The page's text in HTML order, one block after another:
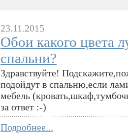
23.11.2015
Обои какого цвета
спальни?
Здравствуйте!
подойдут в спальню,если
мебель
за ответ :-)
Подробнее...